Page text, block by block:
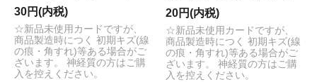
30円(内税)
☆新品未使用カードですが、
商品製造時につく 初期キズ(線
の痕・角すれ)等ある場合がご
ざいます。 神経質の方はご購
入を控えください。
20円(内税)
☆新品未使用カードですが、
商品製造時につく 初期キズ(線
の痕・角すれ)等ある場合がご
ざいます。 神経質の方はご購
入を控えください。